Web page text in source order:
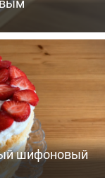
шифоновый